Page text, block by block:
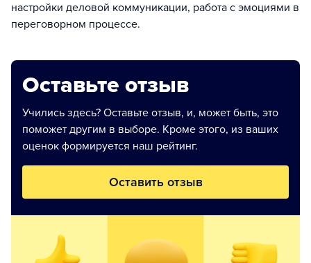
настройки деловой коммуникации, работа с эмоциями в
переговорном процессе.
Оставьте отзыв
Учились здесь? Оставьте отзыв, и, может быть, это
поможет другим в выборе. Кроме этого, из ваших
оценок формируется наш рейтинг.
Оставить отзыв